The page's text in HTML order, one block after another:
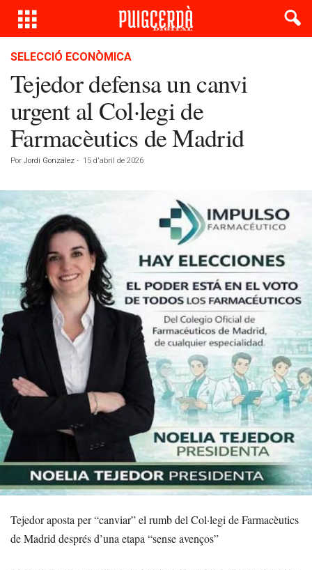
SELECCIÓ ECONÒMICA
Tejedor defensa un canvi
urgent al Col·legi de
Farmacèutics de Madrid
Por Jordi González - 15 d'abril de 2026
Tejedor aposta per “canviar” el rumb del Col·legi de Farmacèutics
de Madrid després d’una etapa “sense avenços”